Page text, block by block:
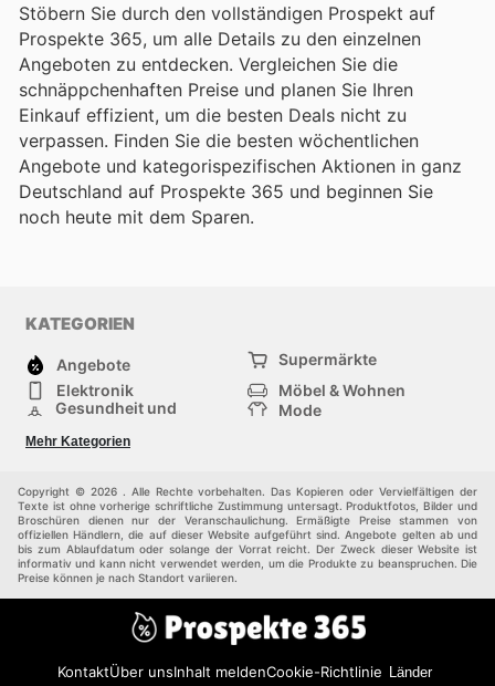
Stöbern Sie durch den vollständigen Prospekt auf
Prospekte 365, um alle Details zu den einzelnen
Angeboten zu entdecken. Vergleichen Sie die
schnäppchenhaften Preise und planen Sie Ihren
Einkauf effizient, um die besten Deals nicht zu
verpassen. Finden Sie die besten wöchentlichen
Angebote und kategorispezifischen Aktionen in ganz
Deutschland auf Prospekte 365 und beginnen Sie
noch heute mit dem Sparen.
KATEGORIEN
Angebote
Supermärkte
Elektronik
Möbel & Wohnen
Gesundheit und
Mode
Sportartikel und
Sportbekleidung
Einkaufzentren
Andere
Mehr Kategorien
Copyright © 2026 . Alle Rechte vorbehalten. Das Kopieren oder Vervielfältigen der
Texte ist ohne vorherige schriftliche Zustimmung untersagt. Produktfotos, Bilder und
Broschüren dienen nur der Veranschaulichung. Ermäßigte Preise stammen von
offiziellen Händlern, die auf dieser Website aufgeführt sind. Angebote gelten ab und
bis zum Ablaufdatum oder solange der Vorrat reicht. Der Zweck dieser Website ist
informativ und kann nicht verwendet werden, um die Produkte zu beanspruchen. Die
Preise können je nach Standort variieren.
KontaktÜber unsInhalt meldenCookie-Richtlinie Länder